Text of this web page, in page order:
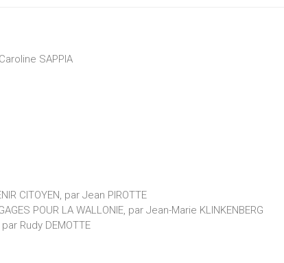
SAPPIA
CITOYEN, par Jean PIROTTE
POUR LA WALLONIE, par Jean-Marie KLINKENBERG
par Rudy DEMOTTE